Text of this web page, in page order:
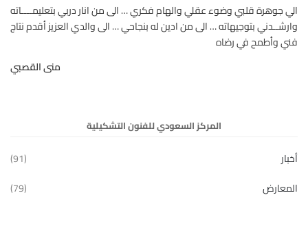
الي جوهرة قلبي وضوء عقلي والهام فكري … الى من انار دربي بتعليمــــاته
وارشــدني بتوجيهاته … الى من ادين له بنجاحي … الى والدي العزيز أقدم نتاج
فني وأطمح في رضاه
منى القصبي
المركز السعودي للفنون التشكيلية
أخبار
(91)
المعارض
(79)